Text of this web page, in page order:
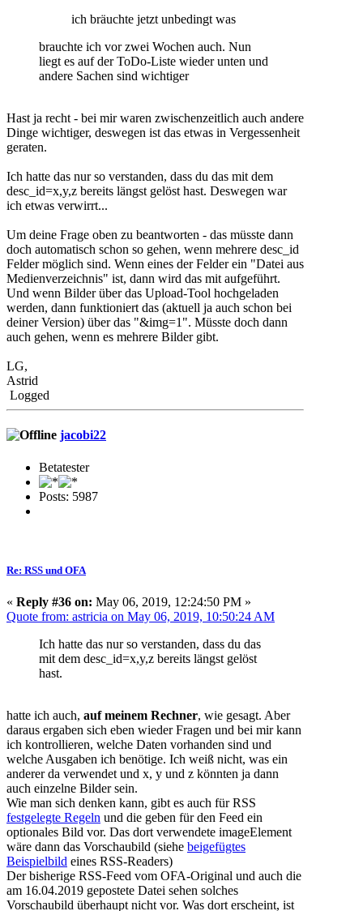
ich bräuchte jetzt unbedingt was
brauchte ich vor zwei Wochen auch. Nun
liegt es auf der ToDo-Liste wieder unten und
andere Sachen sind wichtiger
Hast ja recht - bei mir waren zwischenzeitlich auch andere
Dinge wichtiger, deswegen ist das etwas in Vergessenheit
geraten.
Ich hatte das nur so verstanden, dass du das mit dem
desc_id=x,y,z bereits längst gelöst hast. Deswegen war
ich etwas verwirrt...
Um deine Frage oben zu beantworten - das müsste dann
doch automatisch schon so gehen, wenn mehrere desc_id
Felder möglich sind. Wenn eines der Felder ein "Datei aus
Medienverzeichnis" ist, dann wird das mit aufgeführt.
Und wenn Bilder über das Upload-Tool hochgeladen
werden, dann funktioniert das (aktuell ja auch schon bei
deiner Version) über das "&img=1". Müsste doch dann
auch gehen, wenn es mehrere Bilder gibt.
LG,
Astrid
Logged
jacobi22
Betatester
Posts: 5987
Re: RSS und OFA
« Reply #36 on: May 06, 2019, 12:24:50 PM »
Quote from: astricia on May 06, 2019, 10:50:24 AM
Ich hatte das nur so verstanden, dass du das
mit dem desc_id=x,y,z bereits längst gelöst
hast.
hatte ich auch, auf meinem Rechner, wie gesagt. Aber
daraus ergaben sich eben wieder Fragen und bei mir kann
ich kontrollieren, welche Daten vorhanden sind und
welche Ausgaben ich benötige. Ich weiß nicht, was ein
anderer da verwendet und x, y und z könnten ja dann
auch einzelne Bilder sein.
Wie man sich denken kann, gibt es auch für RSS
festgelegte Regeln und die geben für den Feed ein
optionales Bild vor. Das dort verwendete imageElement
wäre dann das Vorschaubild (siehe beigefügtes
Beispielbild eines RSS-Readers)
Der bisherige RSS-Feed vom OFA-Original und auch die
am 16.04.2019 gepostete Datei sehen solches
Vorschaubild überhaupt nicht vor. Was dort erscheint, ist